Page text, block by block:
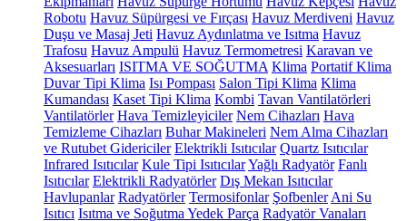
Robotu Havuz Süpürgesi ve Fırçası Havuz Merdiveni Havuz
Duşu ve Masaj Jeti Havuz Aydınlatma ve Isıtma Havuz
Trafosu Havuz Ampulü Havuz Termometresi Karavan ve
Aksesuarları ISITMA VE SOĞUTMA Klima Portatif Klima
Duvar Tipi Klima Isı Pompası Salon Tipi Klima Klima
Kumandası Kaset Tipi Klima Kombi Tavan Vantilatörleri
Vantilatörler Hava Temizleyiciler Nem Cihazları Hava
Temizleme Cihazları Buhar Makineleri Nem Alma Cihazları
ve Rutubet Gidericiler Elektrikli Isıtıcılar Quartz Isıtıcılar
Infrared Isıtıcılar Kule Tipi IsıtıcılarYağlı Radyatör Fanlı
Isıtıcılar Elektrikli Radyatörler Dış Mekan Isıtıcılar
Havlupanlar Radyatörler Termosifonlar Şofbenler Ani Su
Isıtıcı Isıtma ve Soğutma Yedek Parça Radyatör Vanaları